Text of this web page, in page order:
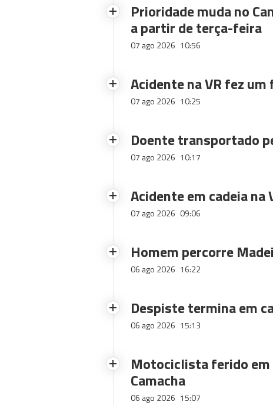
Prioridade muda no
a partir de terça-feira
07 ago 2026 10:56
Acidente na VR fez
07 ago 2026 10:25
Doente transportado
07 ago 2026 10:17
Acidente em cadeia na
07 ago 2026 09:06
Homem percorre
06 ago 2026 16:22
Despiste termina em
06 ago 2026 15:13
Motociclista ferido em
Camacha
06 ago 2026 15:07